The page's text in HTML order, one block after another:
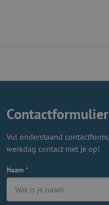
Contactformulier
Vul onderstaand
werkdag contact met je op!
Naam *